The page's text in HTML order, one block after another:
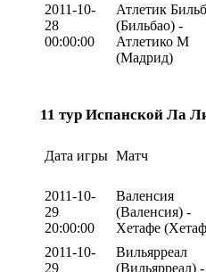
2011-10-
28
00:00:00
Атлетик
(Бильбао) -
Атлетико М
(Мадрид)
11 тур Испанской Ла
Дата игры Матч
2011-10-
29
20:00:00
Валенсия
(Валенсия) -
Хетафе
2011-10-
29
Вильярреал
(Вильярреал) -